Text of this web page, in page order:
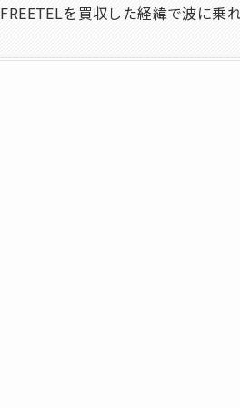
FREETELを買収した経緯で波に乗